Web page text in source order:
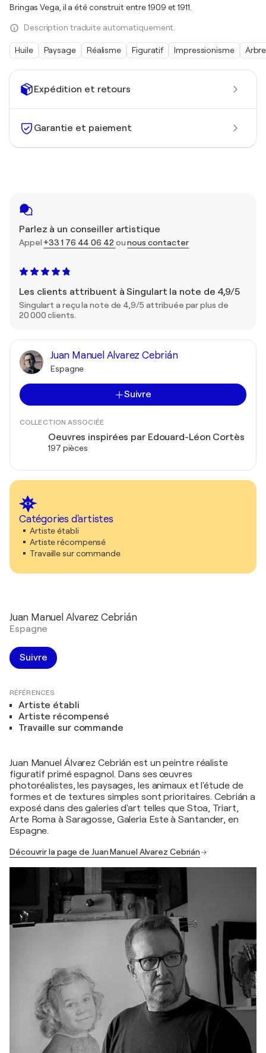
Expédition et retours
Garantie et paiement
Parlez à un conseiller artistique
Appel +33 1 76 44 06 42ounous contacter
Les clients attribuent à Singulart la note de 4,9/5
Singulart a reçu la note de 4,9/5 attribuée par plus de
20 000 clients.
Juan Manuel Alvarez Cebrián
Espagne
Suivre
COLLECTION ASSOCIÉE
Oeuvres inspirées par Edouard-Léon Cortès
197 pièces
Catégories d'artistes
Artiste établi
Artiste récompensé
Travaille sur commande
Bringas Vega, il a été construit entre 1909 et 1911.
Description traduite automatiquement.
Huile Paysage Réalisme Figuratif Impressionisme Arbre
Juan Manuel Alvarez Cebrián
Espagne
Suivre
RÉFÉRENCES
Artiste établi
Artiste récompensé
Travaille sur commande
Juan Manuel Álvarez Cebrián est un peintre réaliste
figuratif primé espagnol. Dans ses œuvres
photoréalistes, les paysages, les animaux et l'étude de
formes et de textures simples sont prioritaires. Cebrián a
exposé dans des galeries d'art telles que Stoa, Triart,
Arte Roma à Saragosse, Galeria Este à Santander, en
Espagne.
Découvrir la page de Juan Manuel Alvarez Cebrián